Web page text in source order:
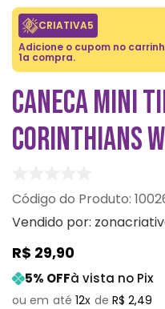
CRIATIVA5
Adicione o cupom no
1a compra.
CANECA MINI
CORINTHIANS
:
Vendido por:
R$ 29,90
5% OFFà vista no Pix
12 R$ 2,49